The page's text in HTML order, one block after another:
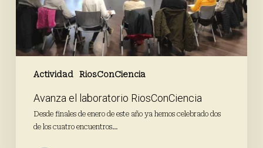
Actividad RiosConCiencia
Avanza el laboratorio RiosConCiencia
Desde finales de enero de este año ya hemos celebrado dos
de los cuatro encuentros…